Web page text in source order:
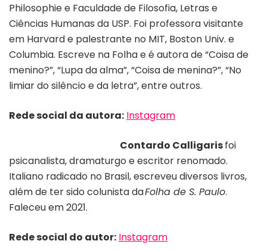
Philosophie e Faculdade de Filosofia, Letras e
Ciências Humanas da USP. Foi professora visitante
em Harvard e palestrante no MIT, Boston Univ. e
Columbia. Escreve na Folha e é autora de “Coisa de
menino?”, “Lupa da alma”, “Coisa de menina?”, “No
limiar do silêncio e da letra”, entre outros.
Rede social da autora: Instagram
Contardo Calligarisfoi
psicanalista, dramaturgo e escritor renomado.
Italiano radicado no Brasil, escreveu diversos livros,
além de ter sido colunista daFolha de S. Paulo.
Faleceu em 2021.
Rede social do autor: Instagram